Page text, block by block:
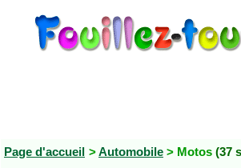
Page d'accueil >Automobile > Motos (37